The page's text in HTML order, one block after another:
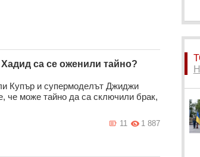
са се оженили тайно?
Купър и супермоделът Джиджи
че може тайно да са сключили брак,
1 887
11